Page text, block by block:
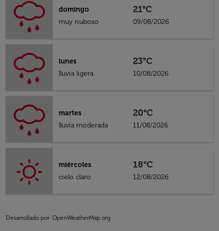
domingo
muy nuboso
21°C
09/08/2026
lunes
lluvia ligera
23°C
10/08/2026
martes
lluvia moderada
20°C
11/08/2026
miércoles
cielo claro
18°C
12/08/2026
Desarrollado por: OpenWeatherMap.org